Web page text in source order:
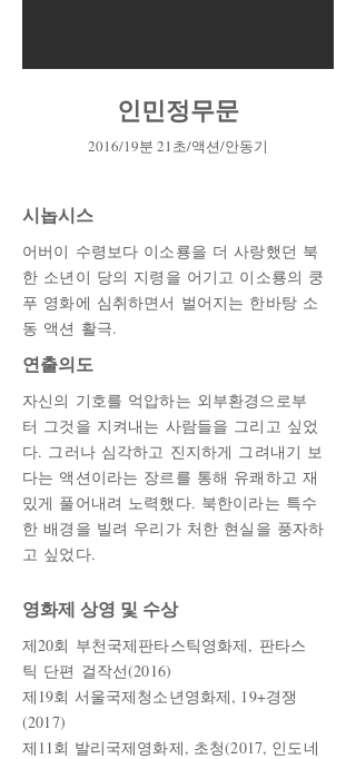
​인민정무문
2016/19분 21초/액션/안동기
시놉시스
어버이 수령보다 이소룡을 더 사랑했던 북
한 소년이 당의 지령을 어기고 이소룡의 쿵
푸 영화에 심취하면서 벌어지는 한바탕 소
동 액션 활극.
​연출의도
자신의 기호를 억압하는 외부환경으로부
터 그것을 지켜내는 사람들을 그리고 싶었
다. 그러나 심각하고 진지하게 그려내기 보
다는 액션이라는 장르를 통해 유쾌하고 재
밌게 풀어내려 노력했다. 북한이라는 특수
한 배경을 빌려 우리가 처한 현실을 풍자하
고 싶었다.
영화제 상영 및 수상
제20회 부천국제판타스틱영화제, 판타스
틱 단편 걸작선(2016)
제19회 서울국제청소년영화제, 19+경쟁
(2017)
제11회 발리국제영화제, 초청(2017, 인도네